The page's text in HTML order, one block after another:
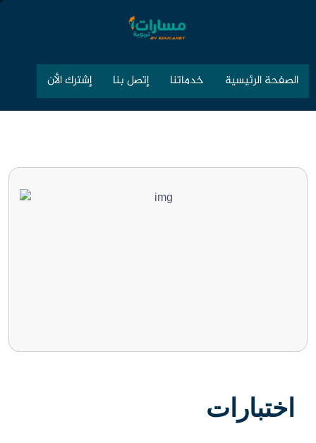
الصفحة الرئيسية خدماتنا إتصل بنا إشترك الأن
اختبارات